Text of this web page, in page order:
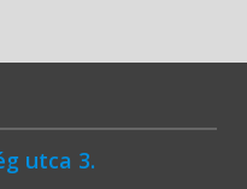
utca 3.